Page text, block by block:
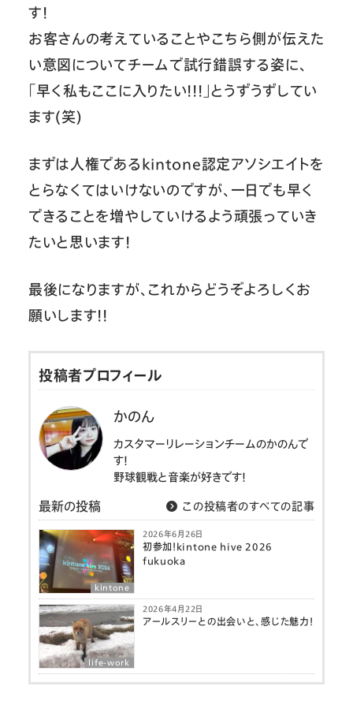
す！
お客さんの考えていることやこちら側が伝えた
い意図についてチームで試行錯誤する姿に、
「早く私もここに入りたい！！！」とうずうずしてい
ます(笑)
まずは人権であるkintone認定アソシエイトを
とらなくてはいけないのですが、一日でも早く
できることを増やしていけるよう頑張っていき
たいと思います！
最後になりますが、これからどうぞよろしくお
願いします！！
投稿者プロフィール
かのん
カスタマーリレーションチームのかのんで
す！
野球観戦と音楽が好きです！
最新の投稿 この投稿者のすべての記事
kintone
2026年6月26日
初参加！kintone hive 2026
fukuoka
life-work
2026年4月22日
アールスリーとの出会いと、感じた魅力！